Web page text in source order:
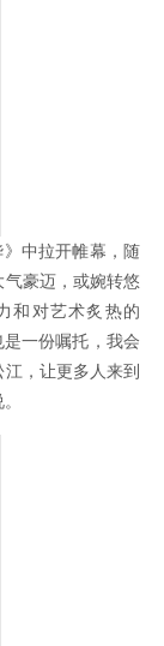
》中拉开帷幕，随
豪迈，或婉转悠
和对艺术炙热的
是一份嘱托，我会
，让更多人来到